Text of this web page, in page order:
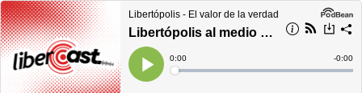
Libertópolis - El valor de la verdad
Libertópolis al medio día, miércoles 06 de julio de 2022
Play
Current
Time
0:00
Loaded:
Time
-0:00